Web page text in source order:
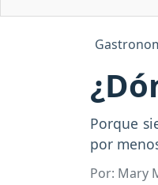
Porque
por
Por: Mary